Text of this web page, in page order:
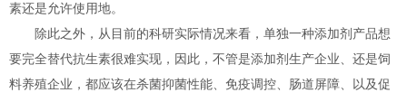
素还是允许使用地。
除此之外，从目前的科研实际情况来看，单独一种添加剂产品想
要完全替代抗生素很难实现，因此，不管是添加剂生产企业、还是饲
料养殖企业，都应该在杀菌抑菌性能、免疫调控、肠道屏障、以及促